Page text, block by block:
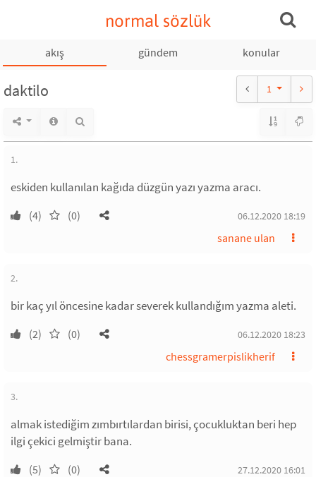
normal sözlük
akış gündem konular
daktilo 1
1.
eskiden kullanılan kağıda düzgün yazı yazma aracı.
(4) (0) 06.12.2020 18:19
sanane ulan
2.
bir kaç yıl öncesine kadar severek kullandığım yazma aleti.
(2) (0) 06.12.2020 18:23
chessgramerpislikherif
3.
almak istediğim zımbırtılardan birisi, çocukluktan beri hep
ilgi çekici gelmiştir bana.
(5) (0) 27.12.2020 16:01